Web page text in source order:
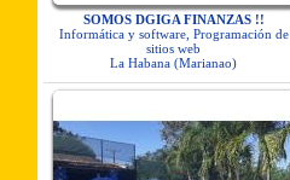
SOMOS DGIGA FINANZAS !!
Informática y software, Programación de
sitios web
La Habana (Marianao)